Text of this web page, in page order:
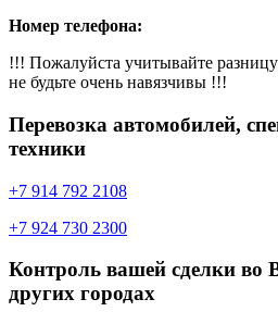
Номер телефона:
!!! Пожалуйста учитывайте
не будьте очень навязчивы !!!
Перевозка автомобилей,
техники
+7 914 792 2108
+7 924 730 2300
Контроль вашей сделки во
других городах